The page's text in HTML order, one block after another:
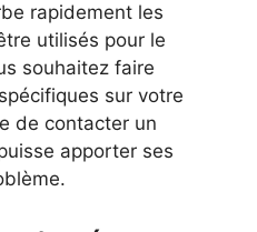
rapidement les
utilisés pour le
souhaitez faire
sur votre
de contacter un
apporter ses